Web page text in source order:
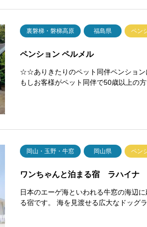
裏磐梯・磐梯高原 福島県 ペン
ペンション ペルメル
☆☆ありきたりのペット同伴ペンショ
もしお客様がペット同伴で50歳以上の
岡山・玉野・牛窓 岡山県 ペン
ワンちゃんと泊まる宿 ラハイナ
日本のエーゲ海といわれる牛窓の海辺
る宿です。 海を見渡せる広大なドッグ